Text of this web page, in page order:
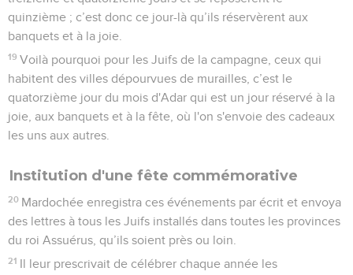
quinzième ; c’est donc ce jour-là qu’ils réservèrent aux
banquets et à la joie.
19 Voilà pourquoi pour les Juifs de la campagne, ceux qui
habitent des villes dépourvues de murailles, c’est le
quatorzième jour du mois d'Adar qui est un jour réservé à la
joie, aux banquets et à la fête, où l'on s'envoie des cadeaux
les uns aux autres.
Institution d'une fête commémorative
20 Mardochée enregistra ces événements par écrit et envoya
des lettres à tous les Juifs installés dans toutes les provinces
du roi Assuérus, qu’ils soient près ou loin.
21 Il leur prescrivait de célébrer chaque année les